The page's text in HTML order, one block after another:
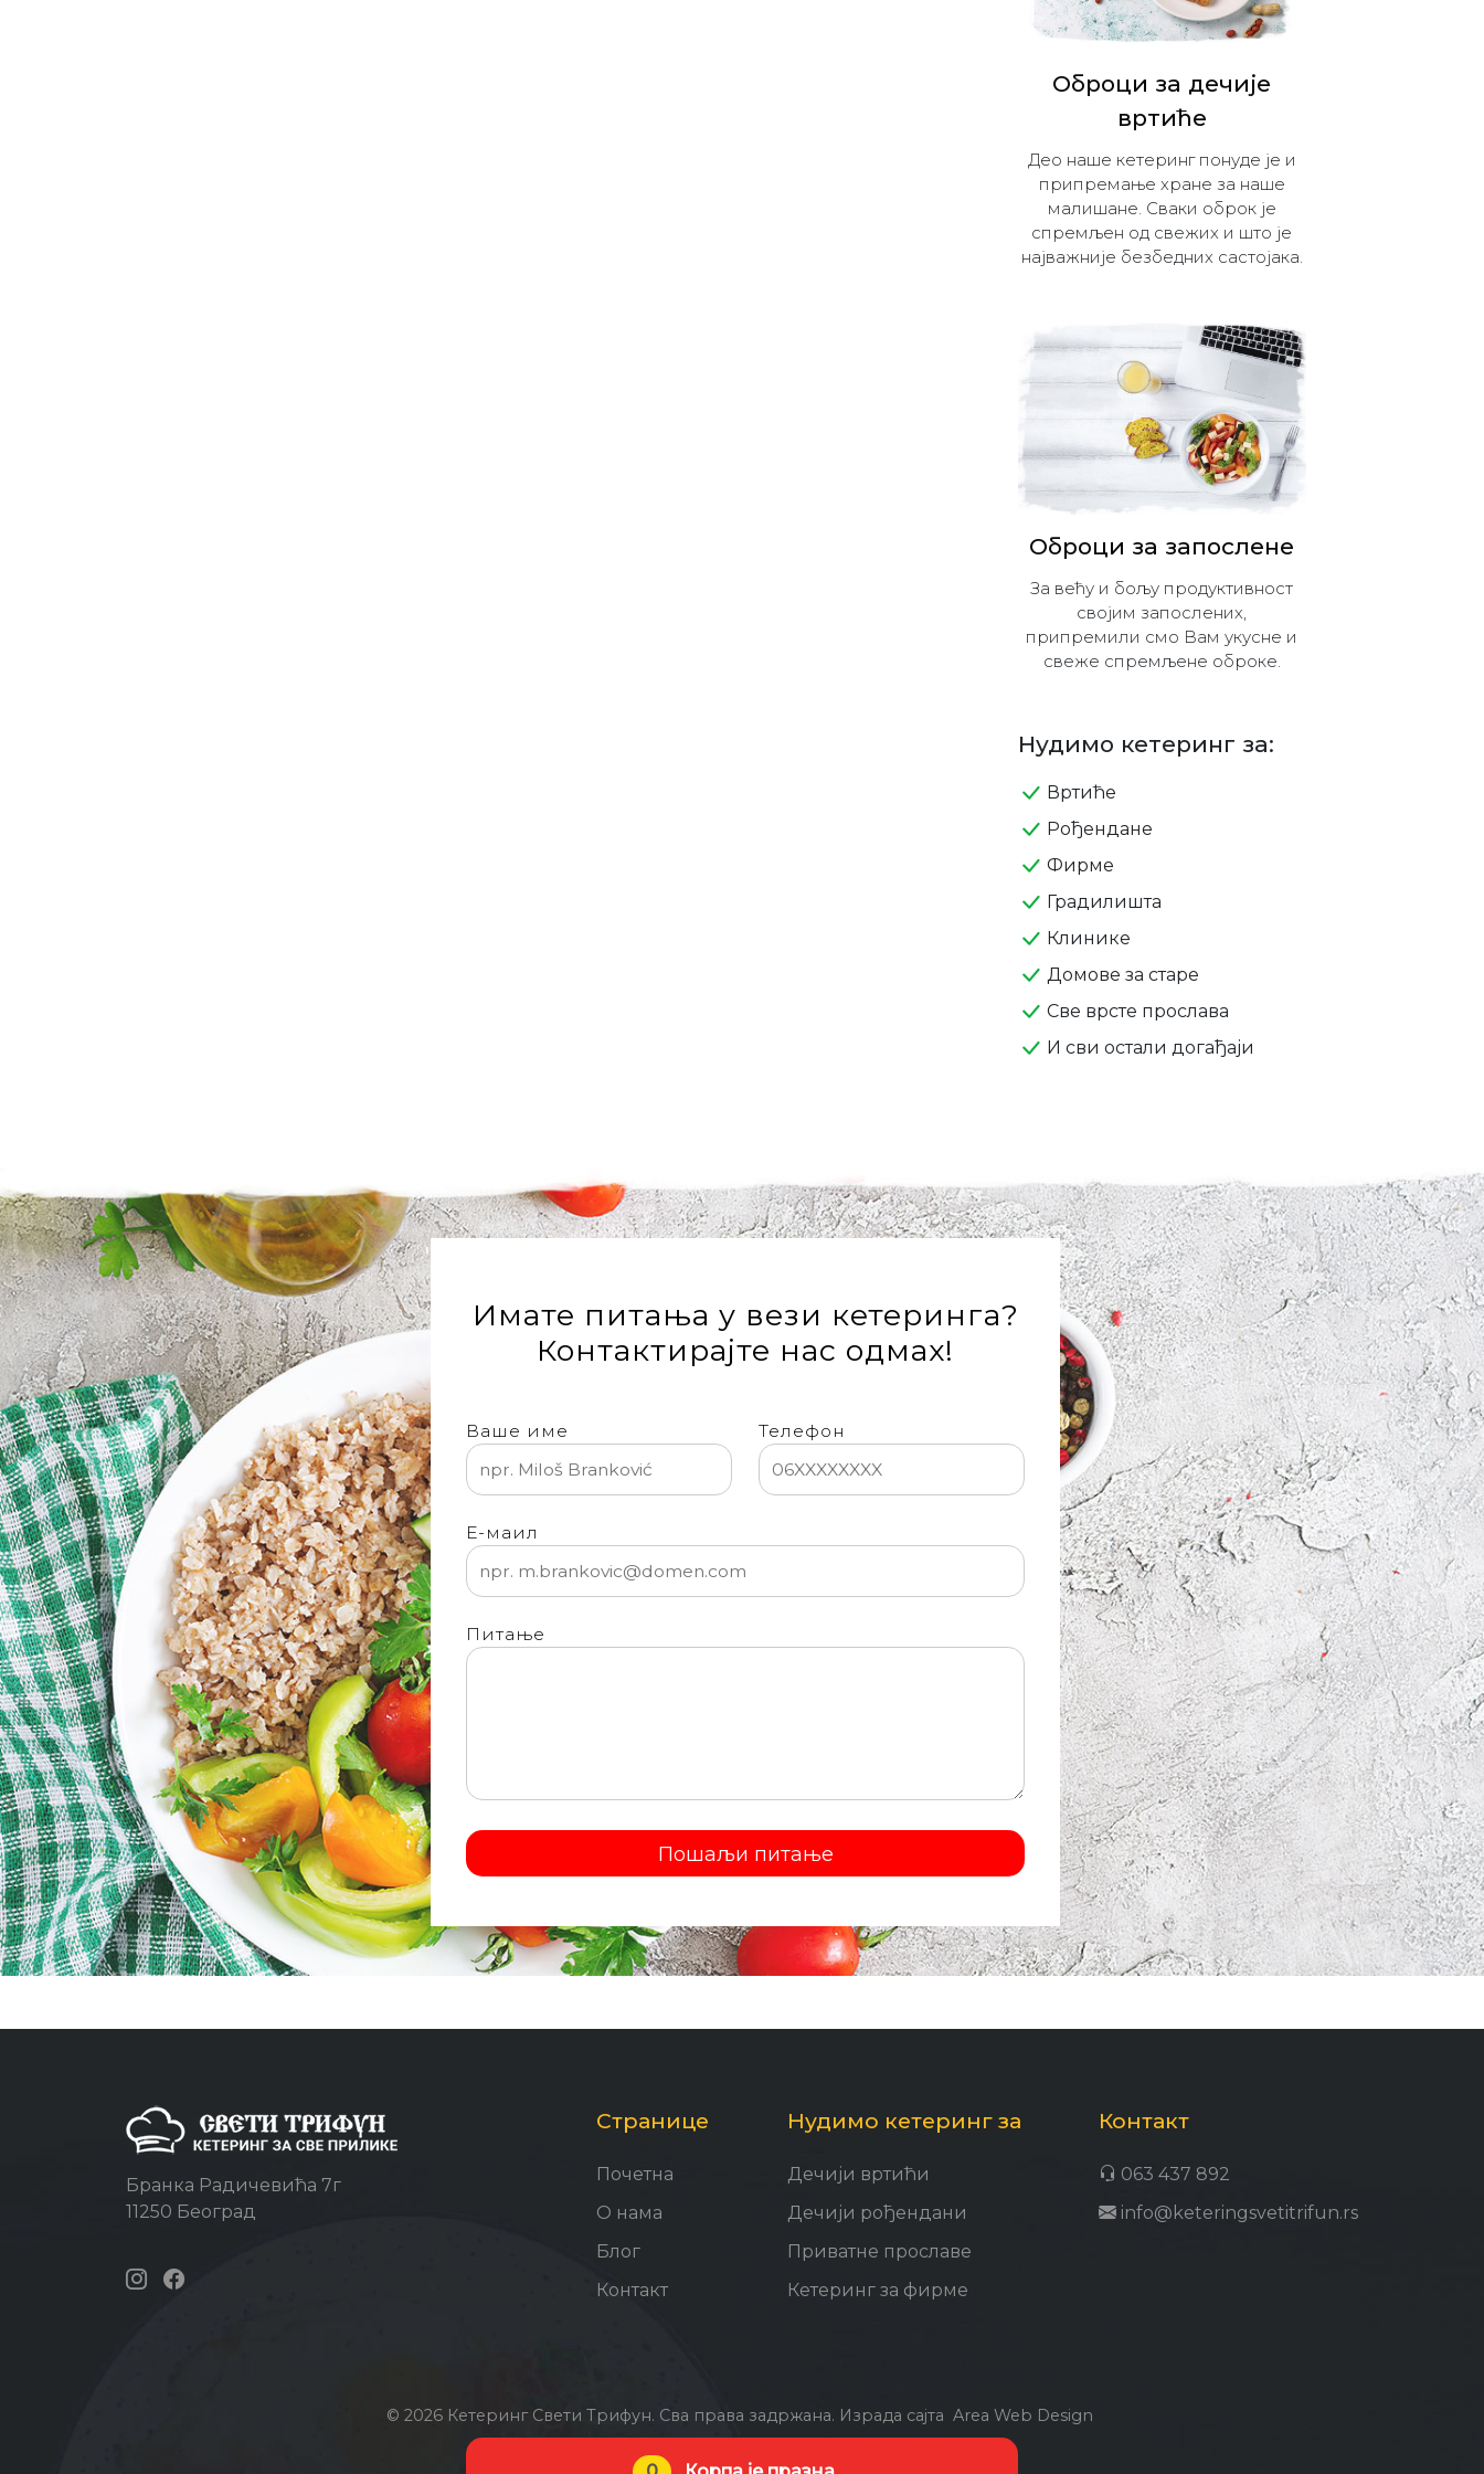
Оброци за дечијe
вртиће
Део наше кетеринг понуде је и
припремање хране за наше
малишане. Сваки оброк је
спремљен од свежих и што је
најважније безбедних састојака.
Оброци за запослене
За већу и бољу продуктивност
својим запослених,
припремили смо Вам укусне и
свеже спремљене оброке.
Нудимо кетеринг за:
Вртиће
Рођендане
Фирме
Градилишта
Клинике
Домове за старе
Све врсте прослава
И сви остали догађаји
'
Имате питања у вези кетеринга?
Контактирајте нас одмах!
Ваше име Телефон
Е-маил
Питање
Бранка Радичевића 7г
11250 Београд
Странице
Почетна
О нама
Блог
Контакт
Нудимо кетеринг за
Дечији вртићи
Дечији рођендани
Приватне прославе
Кетеринг за фирме
Контакт
063 437 892
info@keteringsvetitrifun.rs
© 2026 Кетеринг Свети Трифун. Сва права задржана. Израда сајта Area Web Design